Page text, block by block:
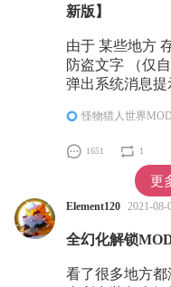
新版】
由于 某些地方
防盗文字 （仅
弹出系统消息
装MOD前先试
闪退的是过期的
件夹里面有没有
后的修改时间
怪物猎人世界MOD
1651 1
Element120 2021-08-
全幻化解锁
看了很多地方都
更